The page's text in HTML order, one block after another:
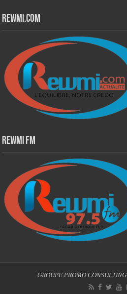
Rewmi.Com
Rewmi Fm
GROUPE PROMO CONSULTING